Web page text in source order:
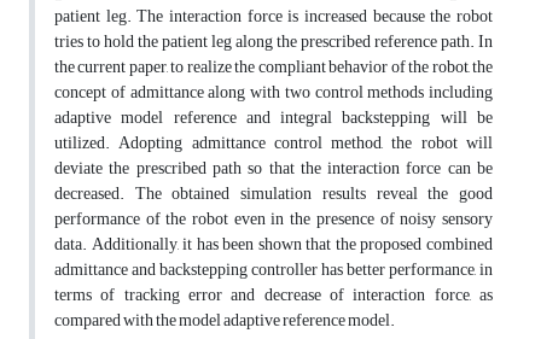
patient leg. The interaction force is increased because the robot
tries to hold the patient leg along the prescribed reference path. In
the current paper, to realize the compliant behavior of the robot, the
concept of admittance along with two control methods including
adaptive model reference and integral backstepping will be
utilized. Adopting admittance control method, the robot will
deviate the prescribed path so that the interaction force can be
decreased. The obtained simulation results reveal the good
performance of the robot even in the presence of noisy sensory
data. Additionally, it has been shown that the proposed combined
admittance and backstepping controller has better performance, in
terms of tracking error and decrease of interaction force, as
compared with the model adaptive reference model.